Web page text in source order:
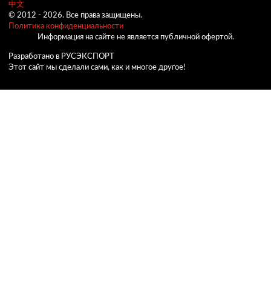
中文
© 2012 - 2026. Все права защищены.
Политика конфиденциальности
Информация на сайте не является публичной офертой.
Разработано в РУСЭКСПОРТ
Этот сайт мы сделали сами, как и многое другое!